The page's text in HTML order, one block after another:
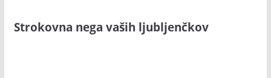
Strokovna nega vaših ljubljenčkov